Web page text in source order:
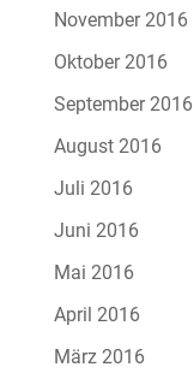
November 2016
Oktober 2016
September 2016
August 2016
Juli 2016
Juni 2016
Mai 2016
April 2016
März 2016